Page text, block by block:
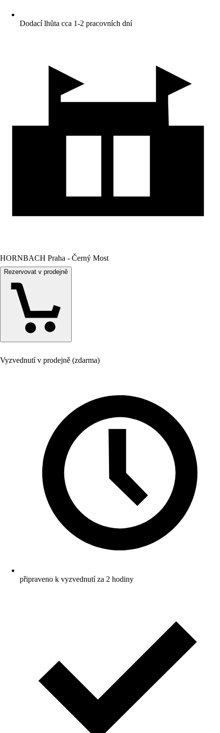
Dodací lhůta cca 1-2 pracovních dní
HORNBACH Praha - Černý Most
Rezervovat v prodejně
Vyzvednutí v prodejně (zdarma)
připraveno k vyzvednutí za 2 hodiny